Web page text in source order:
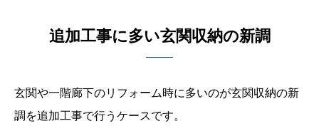
追加工事に多い玄関収納の新調
玄関や一階廊下のリフォーム時に多いのが玄関収納の新
調を追加工事で行うケースです。